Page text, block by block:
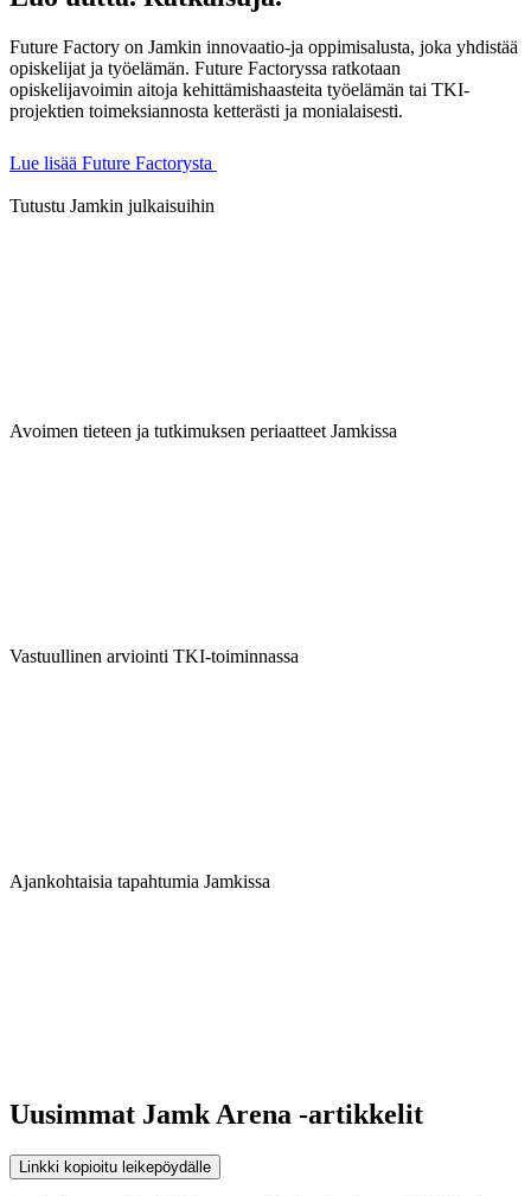
Future Factory on Jamkin innovaatio-ja oppimisalusta, joka yhdistää
opiskelijat ja työelämän. Future Factoryssa ratkotaan
opiskelijavoimin aitoja kehittämishaasteita työelämän tai TKI-
projektien toimeksiannosta ketterästi ja monialaisesti.
Lue lisää Future Factorysta
Tutustu Jamkin julkaisuihin
Avoimen tieteen ja tutkimuksen periaatteet Jamkissa
Vastuullinen arviointi TKI-toiminnassa
Ajankohtaisia tapahtumia Jamkissa
Uusimmat Jamk Arena -artikkelit
Linkki kopioitu leikepöydälle